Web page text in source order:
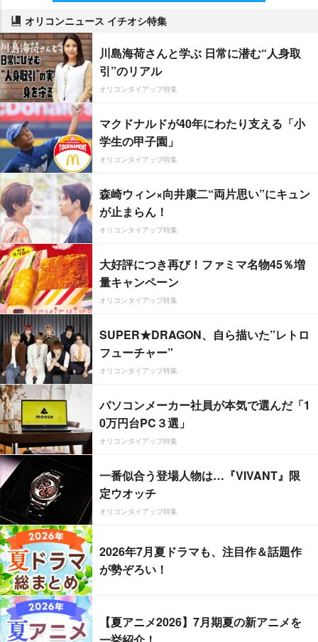
オリコンニュース イチオシ特集
川島海荷さんと学ぶ 日常に潜む“人身取
引”のリアル
オリコンタイアップ特集
マクドナルドが40年にわたり支える「小
学生の甲子園」
オリコンタイアップ特集
森崎ウィン×向井康二“両片思い”にキュン
が止まらん！
オリコンタイアップ特集
大好評につき再び！ファミマ名物45％増
量キャンペーン
オリコンタイアップ特集
SUPER★DRAGON、自ら描いた”レトロ
フューチャー”
オリコンタイアップ特集
パソコンメーカー社員が本気で選んだ「1
0万円台PC３選」
オリコンタイアップ特集
一番似合う登場人物は…『VIVANT』限
定ウオッチ
オリコンタイアップ特集
2026年7月夏ドラマも、注目作＆話題作
が勢ぞろい！
【夏アニメ2026】7月期夏の新アニメを